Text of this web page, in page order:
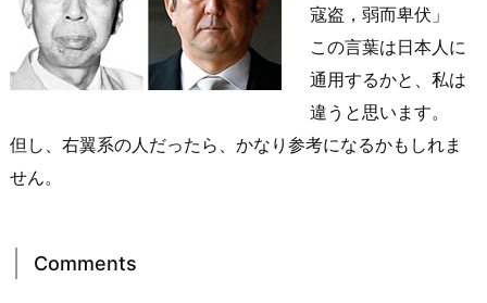
寇盗，弱而卑伏」
この言葉は日本人に
通用するかと、私は
違うと思います。
但し、右翼系の人だったら、かなり参考になるかもしれま
せん。
Comments